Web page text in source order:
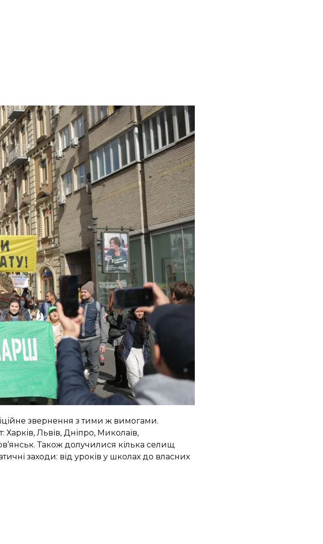
більше коштів на боротьбу зі змінами
міст України. Її підтримали навіть в
площі, продовжилась Майданом
парникових газів, адаптації до зміни
на підвищення енергоефективності
10 вимог щодо того, в яких секторах і як
звернення з тими ж вимогами.
Львів, Дніпро, Миколаїв,
Також долучилися кілька селищ
заходи: від уроків у школах до власних